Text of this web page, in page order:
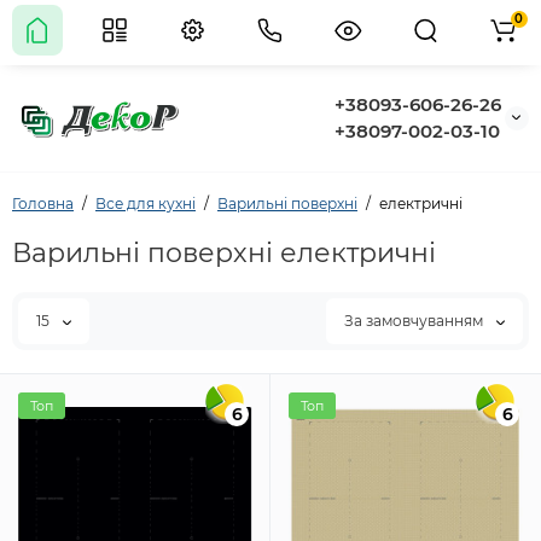
+38093-606-26-26
+38097-002-03-10
0
Головна Все для кухні Варильні поверхні електричні
Варильні поверхні електричні
15 За замовчуванням
6
Топ 6
Топ